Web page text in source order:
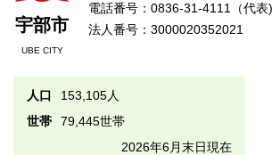
宇部市
UBE CITY
電話番号：0836-31-4111（代表)
法人番号：3000020352021
人口
153,105人
世帯
79,445世帯
2026年6月末日現在